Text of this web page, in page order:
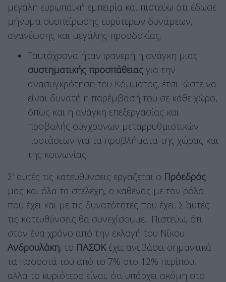
μεγάλη ευρωπαϊκή εμπειρία και πιστεύω ότι έδωσε
μήνυμα συσπείρωσης ευρύτερων δυνάμεων,
ανανέωσης και μεγάλης προσδοκίας.
Ταυτόχρονα ήταν φανερή η ανάγκη μιας
συστηματικής προσπάθειας για την
ανασυγκρότηση του Κόμματος, έτσι ώστε να
είναι δυνατή η παρέμβασή του σε κάθε χώρο,
όπως και η ανάγκη επεξεργασίας και
προβολής σύγχρονων μεταρρυθμιστικών
προτάσεων για τα προβλήματα της χώρας και
της κοινωνίας.
Σ’ αυτές τις κατευθύνσεις εργάζεται ο Πρόεδρός
μας και όλα τα στελέχη, ο καθένας με τον ρόλο
που έχει και με τις δυνατότητες που έχει. Σ΄ αυτές
τις κατευθύνσεις θα συνεχίσουμε. Πιστεύω, ότι
στον ένα χρόνο από την εκλογή του Νίκου
Ανδρουλάκη, το ΠΑΣΟΚέχει ανεβάσει σημαντικά
τα ποσοστά του από το 7% στο 12% περίπου,
αλλά το κυριότερο είναι, ότι υπάρχει ακόμη στο